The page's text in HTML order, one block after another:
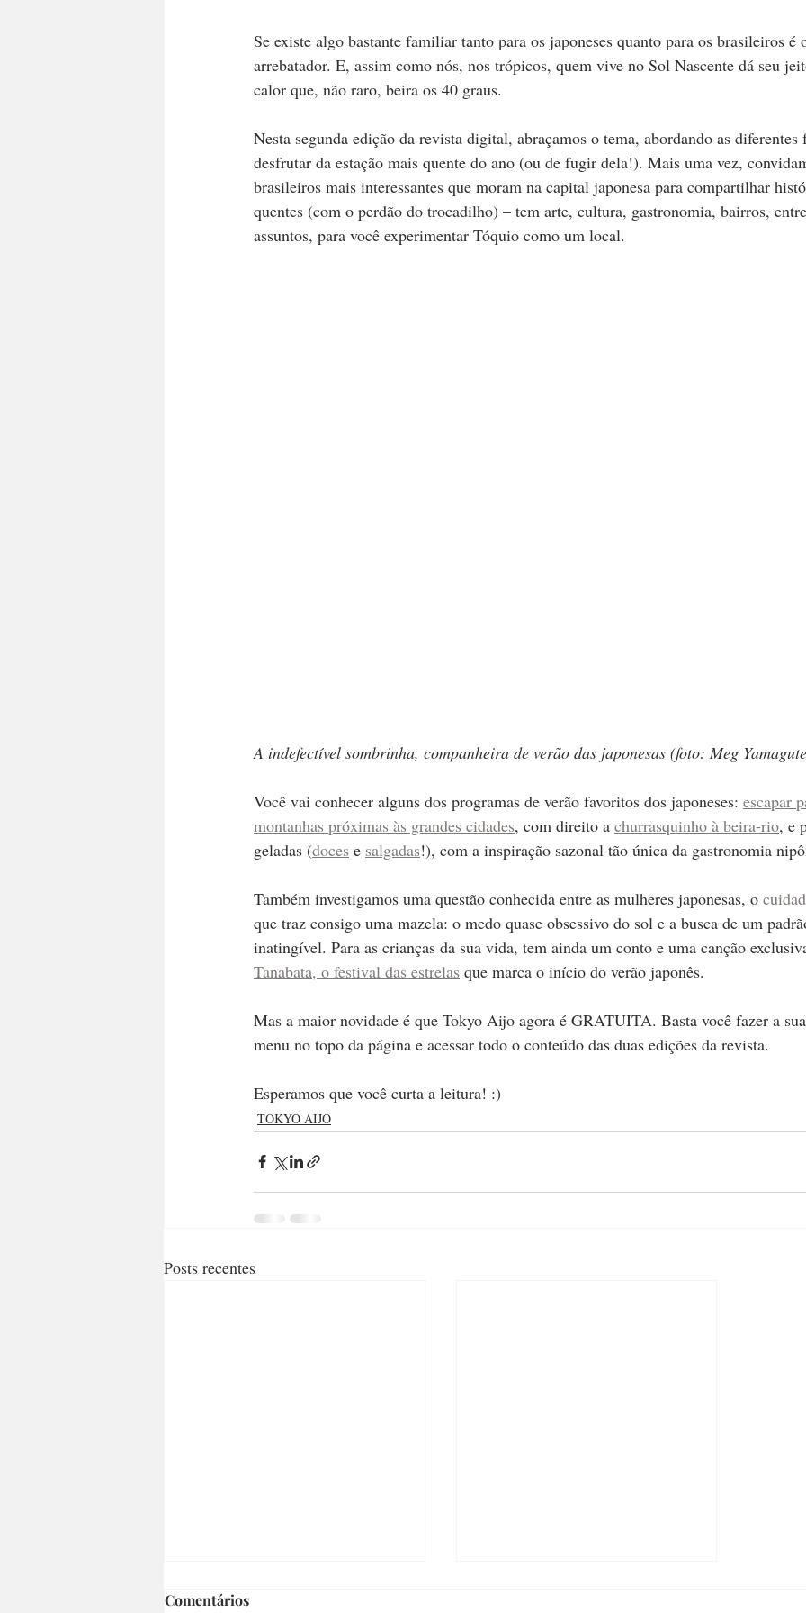
Se existe algo bastante familiar tanto para os japoneses quanto para os brasileiros é
arrebatador. E, assim como nós, nos trópicos, quem vive no Sol Nascente dá seu
calor que, não raro, beira os 40 graus.
Nesta segunda edição da revista digital, abraçamos o tema, abordando as diferentes
desfrutar da estação mais quente do ano (ou de fugir dela!). Mais uma vez,
brasileiros mais interessantes que moram na capital japonesa para compartilhar
quentes (com o perdão do trocadilho) – tem arte, cultura, gastronomia, bairros,
assuntos, para você experimentar Tóquio como um local.
A indefectível sombrinha, companheira de verão das japonesas (foto: Meg
Você vai conhecer alguns dos programas de verão favoritos dos japoneses: escapar
montanhas próximas às grandes cidades, com direito a churrasquinho à beira-rio, e
geladas (doces e salgadas!), com a inspiração sazonal tão única da gastronomia
Também investigamos uma questão conhecida entre as mulheres japonesas, o
que traz consigo uma mazela: o medo quase obsessivo do sol e a busca de um
inatingível. Para as crianças da sua vida, tem ainda um conto e uma canção
Tanabata, o festival das estrelas que marca o início do verão japonês.
Mas a maior novidade é que Tokyo Aijo agora é GRATUITA. Basta você fazer a
menu no topo da página e acessar todo o conteúdo das duas edições da revista.
Esperamos que você curta a leitura! :)
TOKYO AIJO
Posts recentes
Comentários